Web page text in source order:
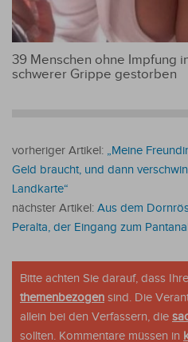
39 Menschen ohne Impfung
schwerer Grippe gestorben
vorheriger Artikel: „Meine
Geld braucht, und dann
Landkarte“
nächster Artikel: Aus dem
Peralta, der Eingang zum
Bitte achten Sie darauf, dass
themenbezogen sind. Die
allein bei den Verfassern, die
sollten. Kommentare müssen in